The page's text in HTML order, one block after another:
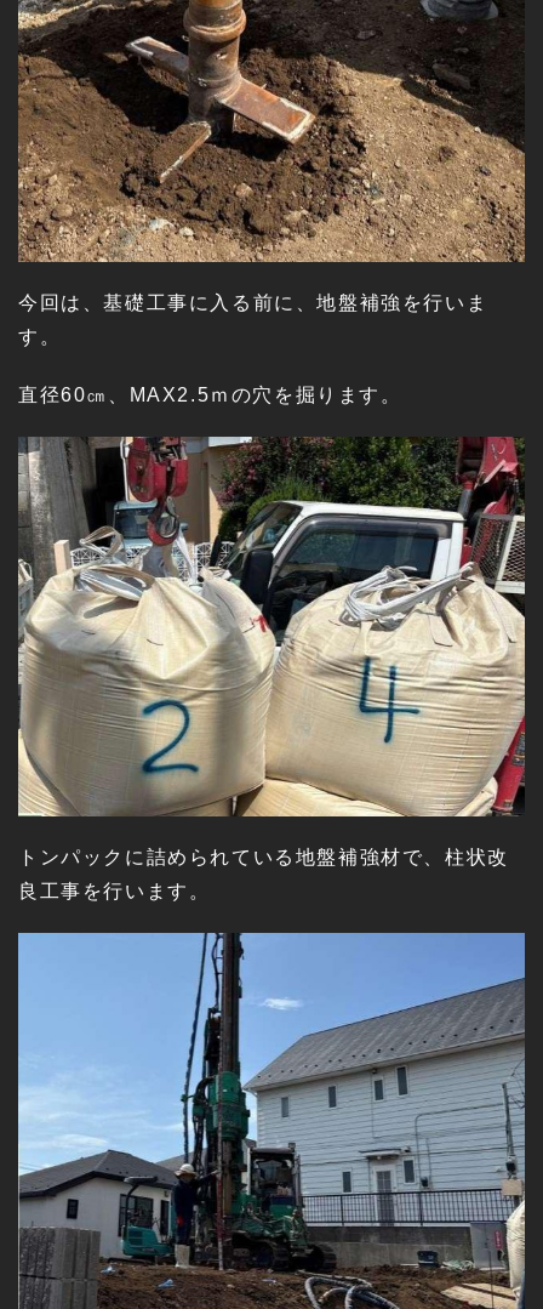
今回は、基礎工事に入る前に、地盤補強を行いま
す。
直径60㎝、MAX2.5ｍの穴を掘ります。
トンパックに詰められている地盤補強材で、柱状改
良工事を行います。